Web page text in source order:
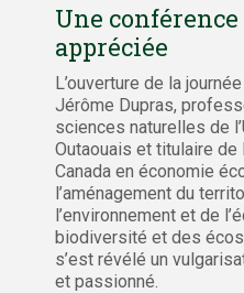
Une
appréciée
L’ouverture de la
Jérôme Dupras,
sciences naturelles de
Outaouais et titulaire de
Canada en économie
l’aménagement du
l’environnement et de
biodiversité et des
s’est révélé un
et passionné.